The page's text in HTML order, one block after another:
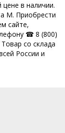
в наличии.
M. Приобрести
сайте,
☎ 8 (800)
со склада
России и